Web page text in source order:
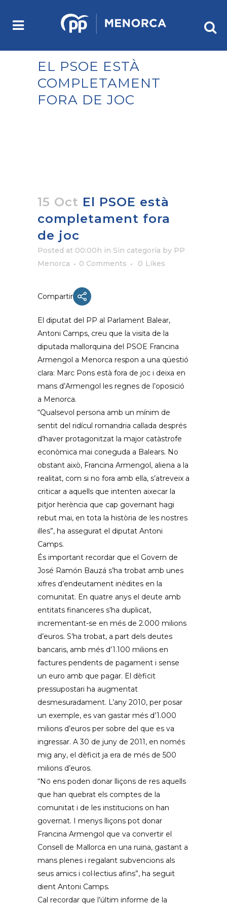
EL PSOE ESTÀ
COMPLETAMENT
FORA DE JOC
15 Oct El PSOE està
completament fora
de joc
Posted at 00:00h in Sin categoría by PP
Menorca
0 Comments 0 Likes
Compartir
El diputat del PP al Parlament Balear,
Antoni Camps, creu que la visita de la
diputada mallorquina del PSOE Francina
Armengol a Menorca respon a una qüestió
clara: Marc Pons està fora de joc i deixa en
mans d’Armengol les regnes de l’oposició
a Menorca.
“Qualsevol persona amb un mínim de
sentit del ridícul romandria callada després
d’haver protagonitzat la major catàstrofe
econòmica mai coneguda a Balears. No
obstant això, Francina Armengol, aliena a la
realitat, com si no fora amb ella, s’atreveix a
criticar a aquells que intenten aixecar la
pitjor herència que cap governant hagi
rebut mai, en tota la història de les nostres
illes”, ha assegurat el diputat Antoni
Camps.
És important recordar que el Govern de
José Ramón Bauzá s’ha trobat amb unes
xifres d’endeutament inèdites en la
comunitat. En quatre anys el deute amb
entitats financeres s’ha duplicat,
incrementant-se en més de 2.000 milions
d’euros. S’ha trobat, a part dels deutes
bancaris, amb més d’1.100 milions en
factures pendents de pagament i sense
un euro amb que pagar. El dèficit
pressupostari ha augmentat
desmesuradament. L’any 2010, per posar
un exemple, es van gastar més d’1.000
milions d’euros per sobre del que es va
ingressar. A 30 de juny de 2011, en només
mig any, el dèficit ja era de més de 500
milions d’euros.
“No ens poden donar lliçons de res aquells
que han quebrat els comptes de la
comunitat i de les institucions on han
governat. I menys lliçons pot donar
Francina Armengol que va convertir el
Consell de Mallorca en una ruina, gastant a
mans plenes i regalant subvencions als
seus amics i col·lectius afins”, ha seguit
dient Antoni Camps.
Cal recordar que l’últim informe de la